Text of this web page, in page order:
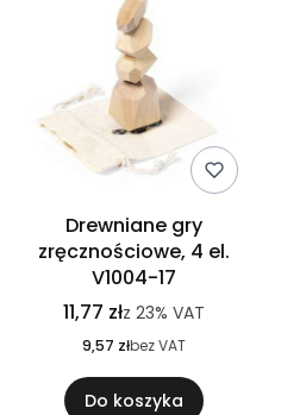
Drewniane gry
zręcznościowe, 4 el.
V1004-17
11,77 złz 23% VAT
9,57 złbez VAT
Do koszyka